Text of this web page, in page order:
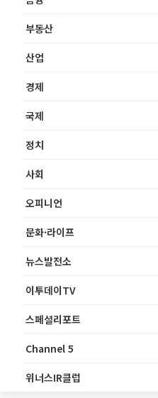
부동산
산업
경제
국제
정치
사회
오피니언
문화·라이프
뉴스발전소
이투데이TV
스페셜리포트
Channel 5
위너스IR클럽